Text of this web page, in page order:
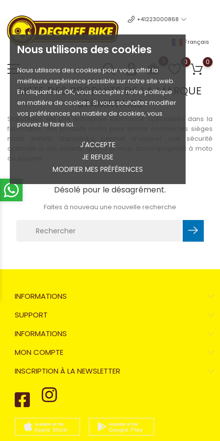
Nous utilisons des cookies
Nous utilisons des cookies pour vous offrir la
meilleure expérience possible sur notre site web.
En cliquant sur OK, vous acceptez notre politique
en matière de cookies. Si vous souhaitez modifier
vos préférences en matière de cookies, vous
pouvez le faire ici.
J'ACCEPTE
JE REFUSE
MODIFIER MES PRÉFÉRENCES
+41223000868
Français
0 0
LISTE DES PRODUITS DE LA MARQUE
STAMATAKIS
Stamatakis est une entreprise Allemande spécialisée dans la
fabrication des produits moto pour enfant comme les sièges
moto enfant. Stamatakis permet d’assurer une sécurité
optimale à vos enfants quand ils vous accompagnent à moto
ou scooter.
Désolé pour le désagrément.
Faites à nouveau une nouvelle recherche
INFORMATIONS
SUPPORT
INFORMATIONS
MON COMPTE
INSCRIPTION À LA NEWSLETTER